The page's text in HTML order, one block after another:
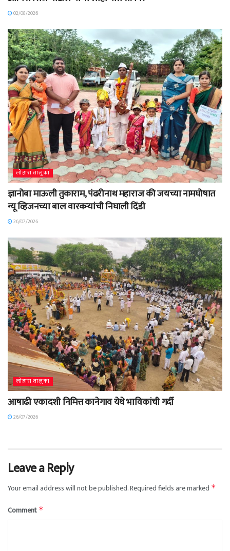
02/08/2026
लोहारा तालुका
ज्ञानोबा माऊली तुकाराम, पंढरीनाथ महाराज की जयच्या नामघोषात
न्यू व्हिजनच्या बाल वारकऱ्यांची निघाली दिंडी
26/07/2026
लोहारा तालुका
आषाढी एकादशी निमित्त कानेगाव येथे भाविकांची गर्दी
26/07/2026
Leave a Reply
Your email address will not be published.Required fields are marked *
Comment *